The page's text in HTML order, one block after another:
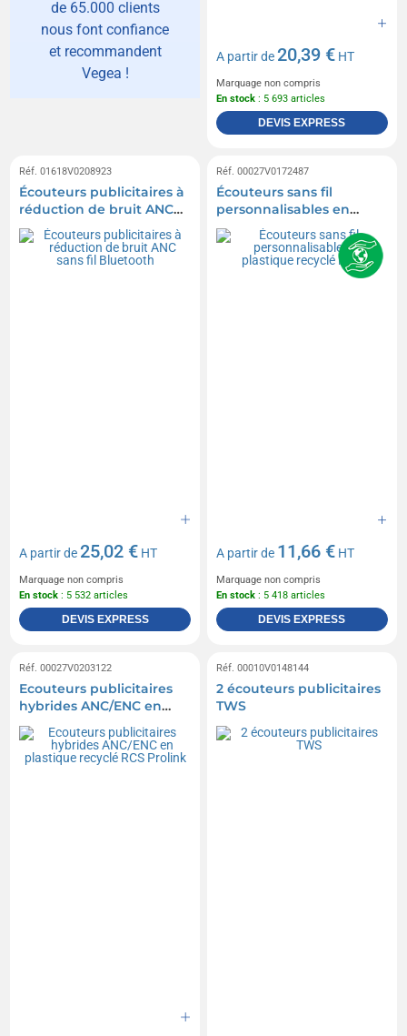
de 65.000 clients
nous font confiance
et recommandent
Vegea !
A partir de20,39 € HT
Marquage non compris
En stock : 5 693 articles
DEVIS EXPRESS
Réf. 01618V0208923
Écouteurs publicitaires à
réduction de bruit ANC
sans fil Bluetooth
A partir de25,02 € HT
Marquage non compris
En stock : 5 532 articles
DEVIS EXPRESS
Réf. 00027V0172487
Écouteurs sans fil
personnalisables en
plastique recyclé RCS
A partir de 11,66 € HT
Marquage non compris
En stock : 5 418 articles
DEVIS EXPRESS
Réf. 00027V0203122
Ecouteurs publicitaires
hybrides ANC/ENC en
plastique recyclé RCS
Prolink
Réf. 00010V0148144
2 écouteurs publicitaires
TWS